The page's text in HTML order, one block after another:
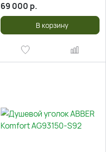
69 000 р.
В корзину